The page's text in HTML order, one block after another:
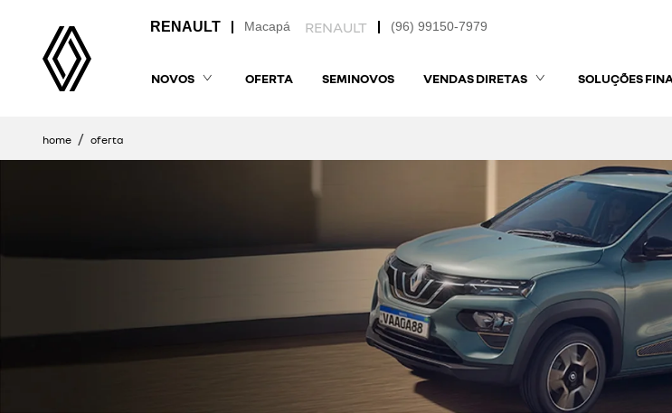
(96) 99150-7979
Macapá
NOVOS OFERTA SEMINOVOS VENDAS DIRETAS SOLUÇÕES
home oferta